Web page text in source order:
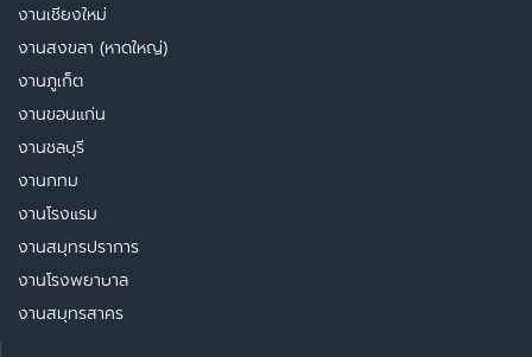
งานเชียงใหม่
งานสงขลา (หาดใหญ่)
งานภูเก็ต
งานขอนแก่น
งานชลบุรี
งานกทม
งานโรงแรม
งานสมุทรปราการ
งานโรงพยาบาล
งานสมุทรสาคร